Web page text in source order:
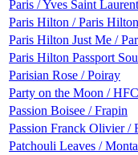
Paris / Yves Saint Laurent
Paris Hilton / Paris Hilton
Paris Hilton Just Me /
Paris Hilton Passport
Parisian Rose / Poiray
Party on the Moon /
Passion Boisee / Frapin
Passion Franck Olivier /
Patchouli Leaves /